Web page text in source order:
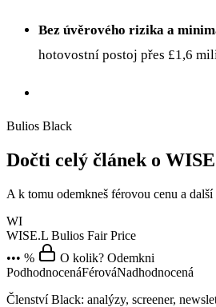
Bez úvěrového rizika a
hotovostní postoj přes £1,6
Bulios Black
Dočti celý článek o
A k tomu odemkneš férovou cenu a další
WI
WISE.L Bulios Fair Price
••• %
O kolik? Odemkni
PodhodnocenáFérováNadhodnocená
Členství Black: analýzy, screener,